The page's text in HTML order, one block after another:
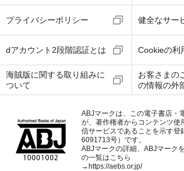
プライバシーポリシー 健全なサー
dアカウント2段階認証とは Cookieの利
海賊版に関する取り組みに
ついて
お客さまの
の情報の外
ABJマークは、この電子書店・
が、著作権者からコンテンツ使
信サービスであることを示す登
6091713号）です。
ABJマークの詳細、ABJマーク
の一覧はこちら
→https://aebs.or.jp/